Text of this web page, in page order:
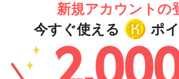
新規アカウントの
今すぐ使える
ポ